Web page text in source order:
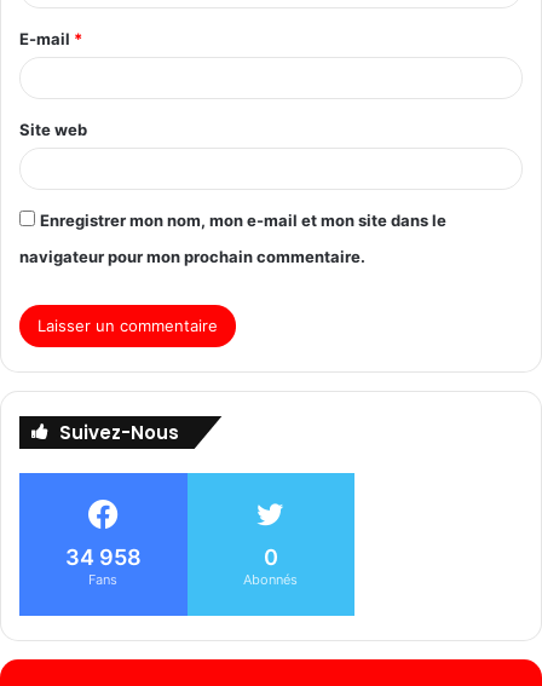
E-mail *
Site web
Enregistrer mon nom, mon e-mail et mon site dans le
navigateur pour mon prochain commentaire.
Suivez-Nous
34 958
Fans
0
Abonnés